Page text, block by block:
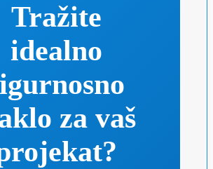
Tražite
idealno
za vaš